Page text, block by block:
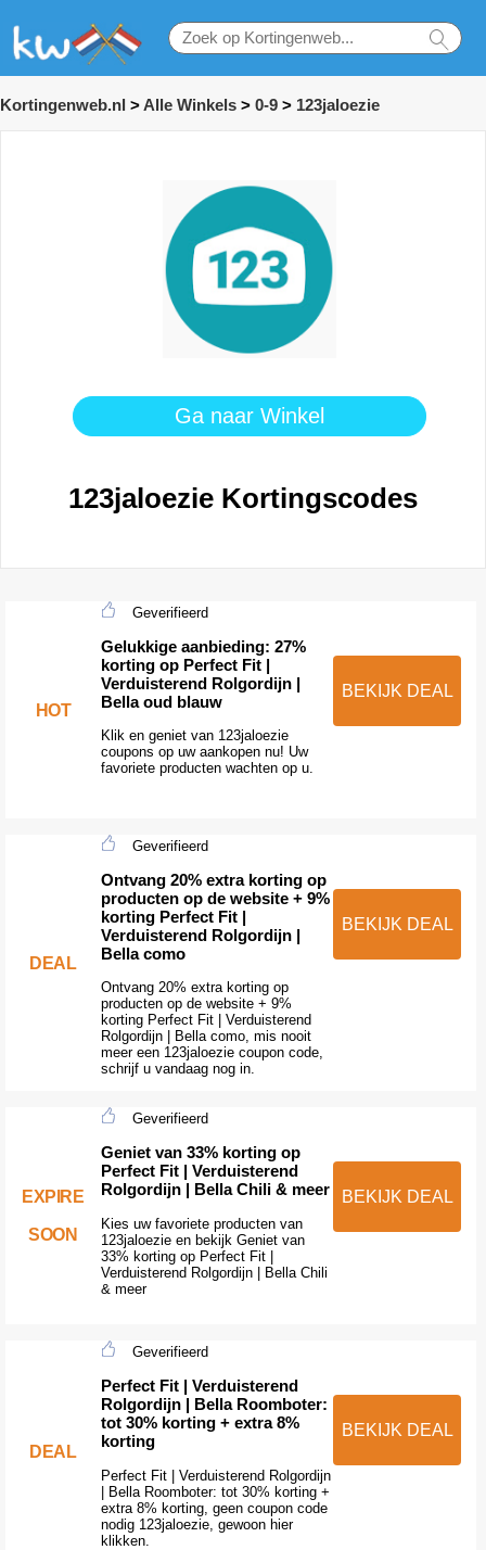
Kortingenweb.nl > Alle Winkels > 0-9 > 123jaloezie
Ga naar Winkel
123jaloezie Kortingscodes
HOT
Geverifieerd
Gelukkige aanbieding: 27%
korting op Perfect Fit |
Verduisterend Rolgordijn |
Bella oud blauw
Klik en geniet van 123jaloezie
coupons op uw aankopen nu! Uw
favoriete producten wachten op u.
BEKIJK DEAL
DEAL
Geverifieerd
Ontvang 20% extra korting op
producten op de website + 9%
korting Perfect Fit |
Verduisterend Rolgordijn |
Bella como
Ontvang 20% extra korting op
producten op de website + 9%
korting Perfect Fit | Verduisterend
Rolgordijn | Bella como, mis nooit
meer een 123jaloezie coupon code,
schrijf u vandaag nog in.
BEKIJK DEAL
EXPIRE
SOON
Geverifieerd
Geniet van 33% korting op
Perfect Fit | Verduisterend
Rolgordijn | Bella Chili & meer
Kies uw favoriete producten van
123jaloezie en bekijk Geniet van
33% korting op Perfect Fit |
Verduisterend Rolgordijn | Bella Chili
& meer
BEKIJK DEAL
DEAL
Geverifieerd
Perfect Fit | Verduisterend
Rolgordijn | Bella Roomboter:
tot 30% korting + extra 8%
korting
Perfect Fit | Verduisterend Rolgordijn
| Bella Roomboter: tot 30% korting +
extra 8% korting, geen coupon code
nodig 123jaloezie, gewoon hier
klikken.
BEKIJK DEAL